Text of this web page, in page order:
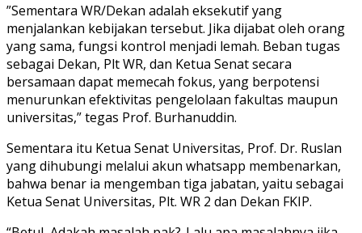
”Sementara WR/Dekan adalah eksekutif yang
menjalankan kebijakan tersebut. Jika dijabat oleh orang
yang sama, fungsi kontrol menjadi lemah. Beban tugas
sebagai Dekan, Plt WR, dan Ketua Senat secara
bersamaan dapat memecah fokus, yang berpotensi
menurunkan efektivitas pengelolaan fakultas maupun
universitas,” tegas Prof. Burhanuddin.
Sementara itu Ketua Senat Universitas, Prof. Dr. Ruslan
yang dihubungi melalui akun whatsapp membenarkan,
bahwa benar ia mengemban tiga jabatan, yaitu sebagai
Ketua Senat Universitas, Plt. WR 2 dan Dekan FKIP.